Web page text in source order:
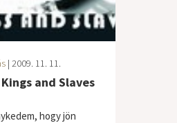
| 2009. 11. 11.
and Slaves
hogy jön